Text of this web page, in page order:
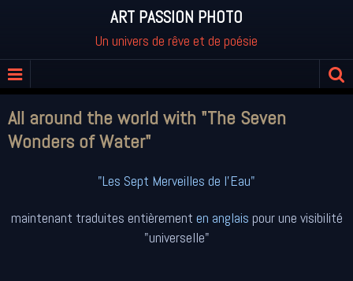
ART PASSION PHOTO
Un univers de rêve et de poésie
All around the world with "The Seven
Wonders of Water"
"Les Sept Merveilles de l'Eau"
maintenant traduites entièrement en anglais pour une visibilité
"universelle"